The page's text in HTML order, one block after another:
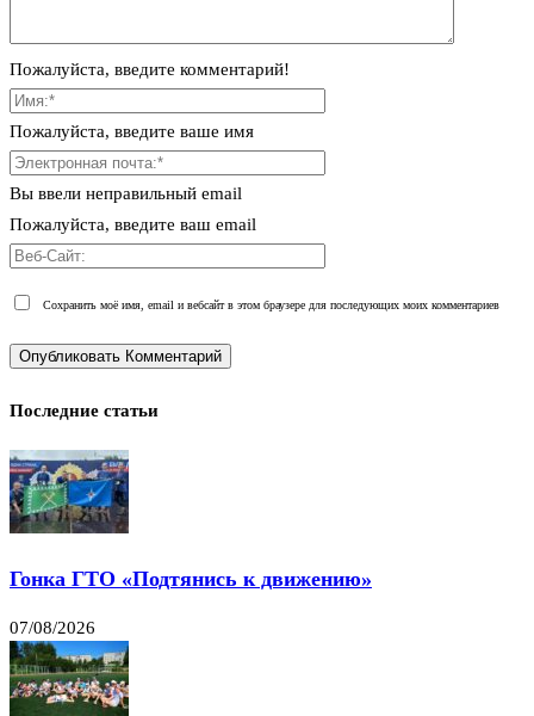
Пожалуйста, введите комментарий!
Пожалуйста, введите ваше имя
Вы ввели неправильный email
Пожалуйста, введите ваш email
Сохранить моё имя, email и вебсайт в этом браузере для последующих моих комментариев
Последние статьи
Гонка ГТО «Подтянись к движению»
07/08/2026